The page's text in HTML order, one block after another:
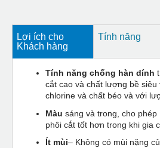
Lợi ích cho
Khách hàng
Tính năng
Tính năng chống hàn dính
cắt cao và chất lượng bề siêu
chlorine và chất béo và với
Màu sáng và trong, cho
phôi cắt tốt hơn trong khi gia
Ít mùi– Không có mùi nặng